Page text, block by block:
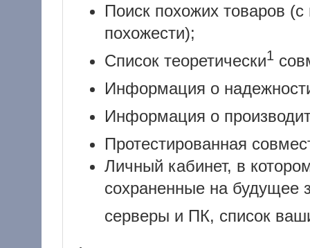
Поиск похожих товаров
похожести);
Список теоретически1
Информация о
Информация о
Протестированная
Личный кабинет, в
сохраненные на будущее
серверы и ПК, список